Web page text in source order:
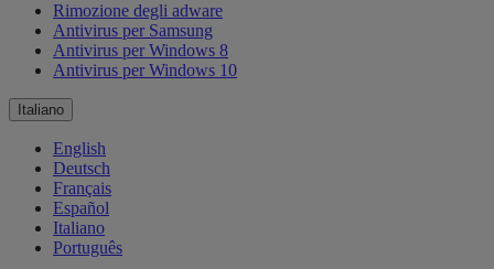
Rimozione degli adware
Antivirus per Samsung
Antivirus per Windows 8
Antivirus per Windows 10
Italiano
English
Deutsch
Français
Español
Italiano
Português